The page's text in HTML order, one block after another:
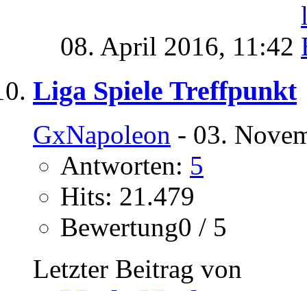
08. April 2016, 11:42
Liga Spiele Treffpunkt
GxNapoleon - 03.
Antworten: 5
Hits: 21.479
Bewertung0 / 5
Letzter Beitrag von